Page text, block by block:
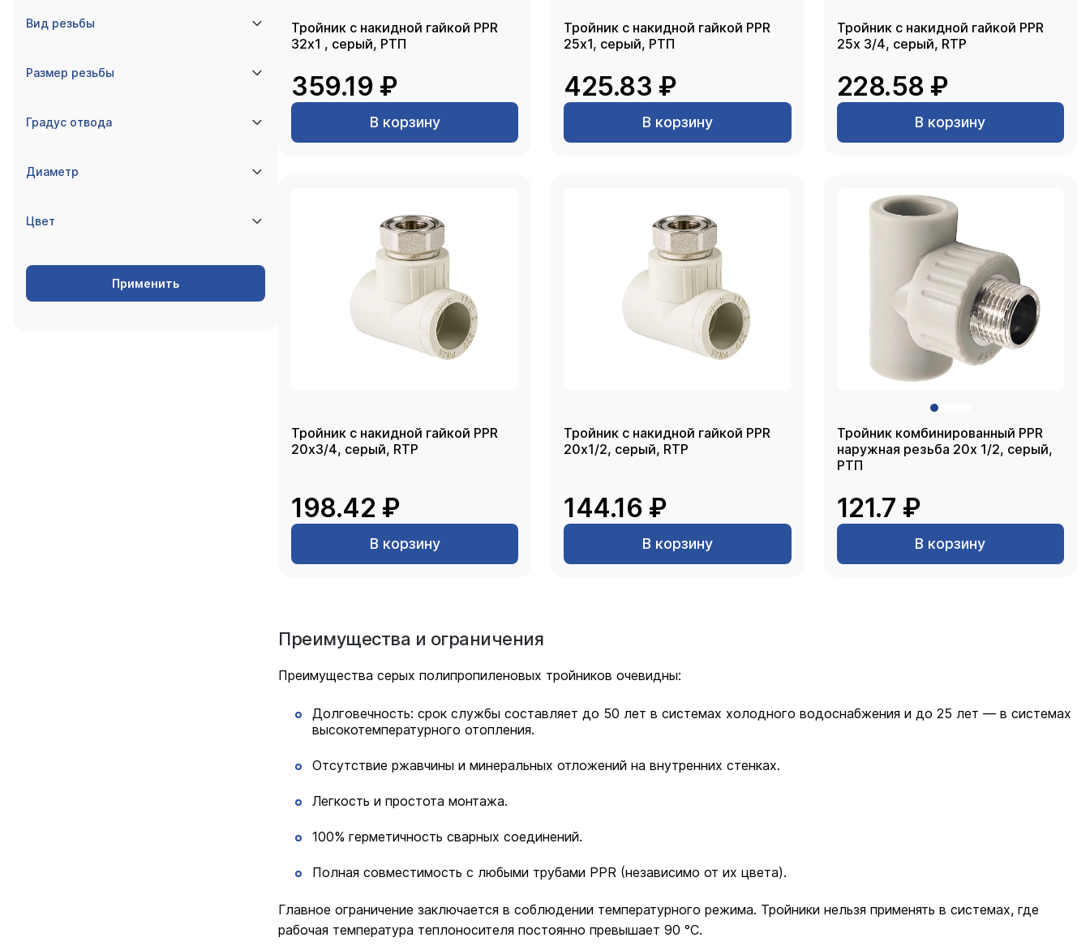
Вид резьбы
Размер резьбы
Градус отвода
Диаметр
Цвет
Применить
Тройник с накидной гайкой PPR
32х1 , серый, РТП
359.19 ₽
В корзину
Тройник с накидной гайкой PPR
25х1, серый, РТП
425.83 ₽
В корзину
Тройник с накидной гайкой PPR
25х 3/4, серый, RTP
228.58 ₽
В корзину
Тройник с накидной гайкой PPR
20х3/4, серый, RTP
198.42 ₽
В корзину
Тройник с накидной гайкой PPR
20х1/2, серый, RTP
144.16 ₽
В корзину
Тройник комбинированный PPR
наружная резьба 20х 1/2, серый,
РТП
121.7 ₽
В корзину
Преимущества и ограничения
Преимущества серых полипропиленовых тройников очевидны:
Долговечность: срок службы составляет до 50 лет в системах холодного водоснабжения и до 25 лет — в системах
высокотемпературного отопления.
Отсутствие ржавчины и минеральных отложений на внутренних стенках.
Легкость и простота монтажа.
100% герметичность сварных соединений.
Полная совместимость с любыми трубами PPR (независимо от их цвета).
Главное ограничение заключается в соблюдении температурного режима. Тройники нельзя применять в системах, где
рабочая температура теплоносителя постоянно превышает 90 °C.